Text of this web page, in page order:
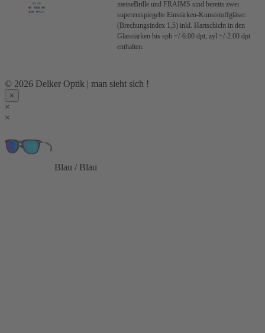
meineBrille und FRAIMS sind bereits zwei
superentspiegelte Einstärken-Kunststoffgläser
(Brechungsindex 1,5) inkl. Hartschicht in den
Glasstärken bis sph +/-6.00 dpt, zyl +/-2.00 dpt
enthalten.
© 2026 Delker Optik | man sieht sich !
×
×
×
Blau / Blau